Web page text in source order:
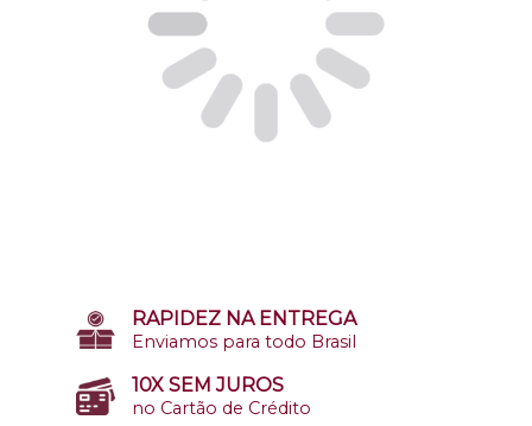
RAPIDEZ NA ENTREGA
Enviamos para todo Brasil
10X SEM JUROS
no Cartão de Crédito